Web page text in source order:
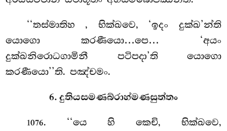
‘‘තස්මාතිහ, භික්ඛවෙ, ‘ඉදං දුක්ඛ’න්ති
යොගො කරණීයො…පෙ… ‘අයං
දුක්ඛනිරොධගාමිනී පටිපදා’ති යොගො
කරණීයො’’ති. පඤ්චමං.
6. දුතියසමණබ්රාහ්මණසුත්තං
1076. ‘‘යෙ හි කෙචි, භික්ඛවෙ,